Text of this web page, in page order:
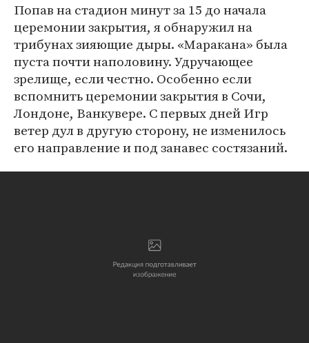
Попав на стадион минут за 15 до начала
церемонии закрытия, я обнаружил на
трибунах зияющие дыры. «Маракана» была
пуста почти наполовину. Удручающее
зрелище, если честно. Особенно если
вспомнить церемонии закрытия в Сочи,
Лондоне, Ванкувере. С первых дней Игр
ветер дул в другую сторону, не изменилось
его направление и под занавес состязаний.